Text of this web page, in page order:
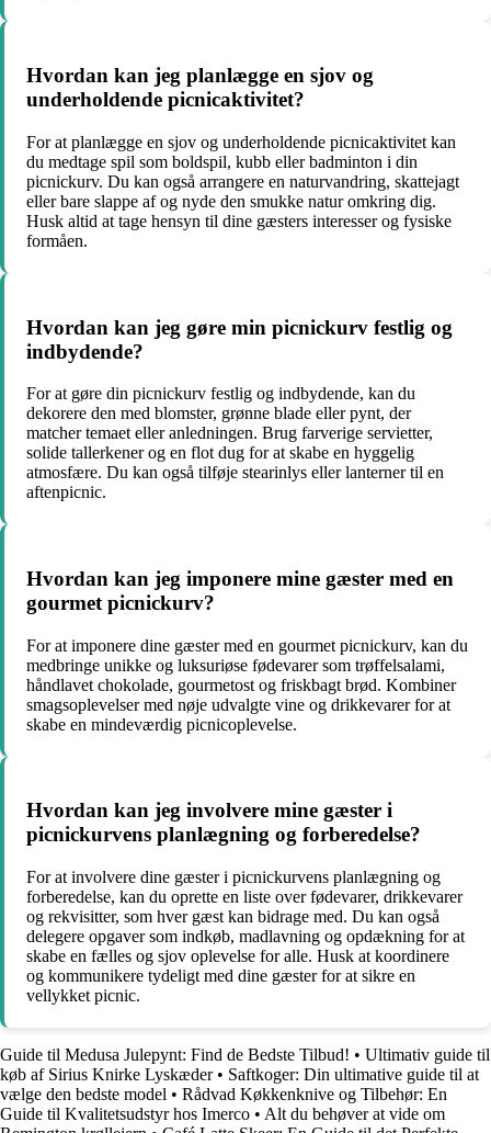
Hvordan kan jeg planlægge en sjov og
underholdende picnicaktivitet?
For at planlægge en sjov og underholdende picnicaktivitet kan
du medtage spil som boldspil, kubb eller badminton i din
picnickurv. Du kan også arrangere en naturvandring, skattejagt
eller bare slappe af og nyde den smukke natur omkring dig.
Husk altid at tage hensyn til dine gæsters interesser og fysiske
formåen.
Hvordan kan jeg gøre min picnickurv festlig og
indbydende?
For at gøre din picnickurv festlig og indbydende, kan du
dekorere den med blomster, grønne blade eller pynt, der
matcher temaet eller anledningen. Brug farverige servietter,
solide tallerkener og en flot dug for at skabe en hyggelig
atmosfære. Du kan også tilføje stearinlys eller lanterner til en
aftenpicnic.
Hvordan kan jeg imponere mine gæster med en
gourmet picnickurv?
For at imponere dine gæster med en gourmet picnickurv, kan du
medbringe unikke og luksuriøse fødevarer som trøffelsalami,
håndlavet chokolade, gourmetost og friskbagt brød. Kombiner
smagsoplevelser med nøje udvalgte vine og drikkevarer for at
skabe en mindeværdig picnicoplevelse.
Hvordan kan jeg involvere mine gæster i
picnickurvens planlægning og forberedelse?
For at involvere dine gæster i picnickurvens planlægning og
forberedelse, kan du oprette en liste over fødevarer, drikkevarer
og rekvisitter, som hver gæst kan bidrage med. Du kan også
delegere opgaver som indkøb, madlavning og opdækning for at
skabe en fælles og sjov oplevelse for alle. Husk at koordinere
og kommunikere tydeligt med dine gæster for at sikre en
vellykket picnic.
Guide til Medusa Julepynt: Find de Bedste Tilbud! • Ultimativ guide til
køb af Sirius Knirke Lyskæder• Saftkoger: Din ultimative guide til at
vælge den bedste model • Rådvad Køkkenknive og Tilbehør: En
Guide til Kvalitetsudstyr hos Imerco • Alt du behøver at vide om